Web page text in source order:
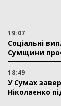
19:07
Соціальні
Сумщини
18:49
У Сумах
Ніколаєнко